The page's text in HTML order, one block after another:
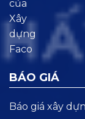
BÁO GIÁ
Báo giá xây